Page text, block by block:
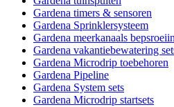
Gardena timers & sensoren
Gardena Sprinklersysteem
Gardena meerkanaals
Gardena vakantiebewatering
Gardena Microdrip toebehoren
Gardena Pipeline
Gardena System sets
Gardena Microdrip startsets